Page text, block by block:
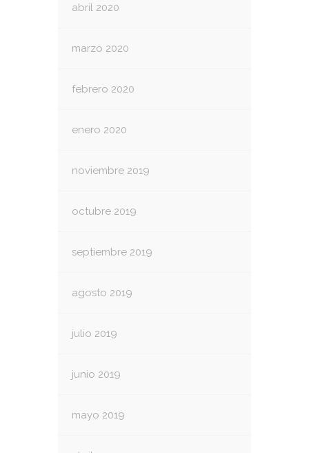
abril 2020
marzo 2020
febrero 2020
enero 2020
noviembre 2019
octubre 2019
septiembre 2019
agosto 2019
julio 2019
junio 2019
mayo 2019